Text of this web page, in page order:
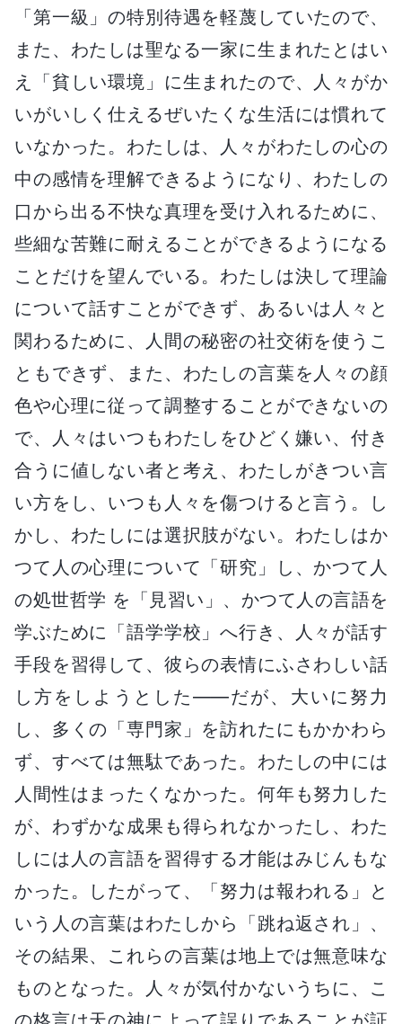
「第一級」の特別待遇を軽蔑していたので、
また、わたしは聖なる一家に生まれたとはい
え「貧しい環境」に生まれたので、人々がか
いがいしく仕えるぜいたくな生活には慣れて
いなかった。わたしは、人々がわたしの心の
中の感情を理解できるようになり、わたしの
口から出る不快な真理を受け入れるために、
些細な苦難に耐えることができるようになる
ことだけを望んでいる。わたしは決して理論
について話すことができず、あるいは人々と
関わるために、人間の秘密の社交術を使うこ
ともできず、また、わたしの言葉を人々の顔
色や心理に従って調整することができないの
で、人々はいつもわたしをひどく嫌い、付き
合うに値しない者と考え、わたしがきつい言
い方をし、いつも人々を傷つけると言う。し
かし、わたしには選択肢がない。わたしはか
つて人の心理について「研究」し、かつて人
の処世哲学 を「見習い」、かつて人の言語を
学ぶために「語学学校」へ行き、人々が話す
手段を習得して、彼らの表情にふさわしい話
し方をしようとした――だが、大いに努力
し、多くの「専門家」を訪れたにもかかわら
ず、すべては無駄であった。わたしの中には
人間性はまったくなかった。何年も努力した
が、わずかな成果も得られなかったし、わた
しには人の言語を習得する才能はみじんもな
かった。したがって、「努力は報われる」と
いう人の言葉はわたしから「跳ね返され」、
その結果、これらの言葉は地上では無意味な
ものとなった。人々が気付かないうちに、こ